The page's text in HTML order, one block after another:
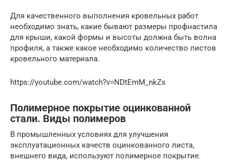
Для качественного выполнения кровельных работ
необходимо знать, какие бывают размеры профнастила
для крыши, какой формы и высоты должна быть волна
профиля, а также какое необходимо количество листов
кровельного материала.
https://youtube.com/watch?v=NDtEmM_nkZs
Полимерное покрытие оцинкованной
стали. Виды полимеров
В промышленных условиях для улучшения
эксплуатационных качеств оцинкованного листа,
внешнего вида, используют полимерное покрытие.